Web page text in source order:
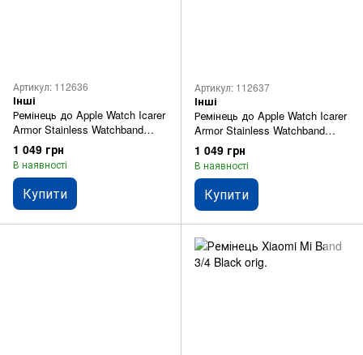
Артикул: 112636
Інші
Ремінець до Apple Watch Icarer
Armor Stainless Watchband
Aeries 38mm Silver
1 049 грн
В наявності
Купити
Артикул: 112637
Інші
Ремінець до Apple Watch Icarer
Armor Stainless Watchband
Aeries 42mm Silver
1 049 грн
В наявності
Купити